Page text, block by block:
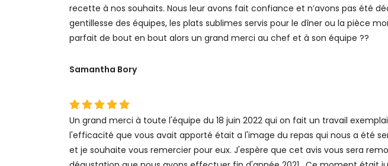
recette à nos souhaits. Nous leur avons fait confiance et n’avons pas été
gentillesse des équipes, les plats sublimes servis pour le dîner ou la pièce
parfait de bout en bout alors un grand merci au chef et à son équipe ??
Samantha Bory
Un grand merci à toute l'équipe du 18 juin 2022 qui on fait un travail
l'efficacité que vous avait apporté était a l'image du repas qui nous a été
et je souhaite vous remercier pour eux. J'espère que cet avis vous sera